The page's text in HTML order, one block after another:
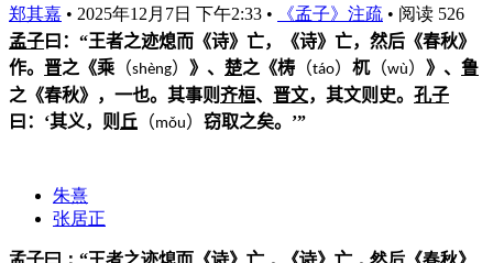
郑其嘉 • 2025年12月7日 下午2:33 • 《孟子》注疏 • 阅读 526
孟子曰：“王者之迹熄而《诗》亡，《诗》亡，然后《春秋》
作。 晋之《乘 （shèng） 》、 楚之《梼 （táo） 杌（wù） 》、 鲁
之《春秋》，一也。其事则齐桓、 晋文，其文则史。 孔子
曰：‘其义，则 丘 （mǒu） 窃取之矣。’”
朱熹
张居正
孟子曰：“王者之迹熄而《诗》亡，《诗》亡，然后《春秋》